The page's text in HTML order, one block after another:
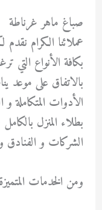
صباغ ماهر غرناطة
عملائنا الكرام
بكافة الأنواع التي
بالاتفاق على موعد
الأدوات المتكاملة و
بطلاء المنزل
الشركات و الفنادق
ومن الخدمات